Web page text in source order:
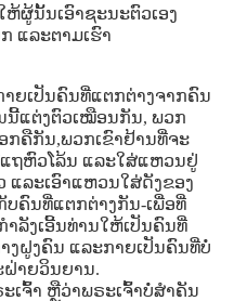
ຫ້ຜູ້ນັ້ນເອົາຊະນະຕົວເອງ
ແລະຕາມເຮົາ
ຍເປັນຄົນທີ່ແຕກຕ່າງຈາກຄົນ
ແຕ່ງຕົວເໝືອນກັນ, ພວກ
ກຄືກັນ,ພວກເຂົາຢ້ານທີ່ຈະ
ຖຫົວໂລ້ນ ແລະໃສ່ແຫວນຢູ່
ແລະເອົາແຫວນໃສ່ດັງຂອງ
ບຄົນທີ່ແຕກຕ່າງກັນ-ເພື່ອທີ່
ລັງເອີ້ນທ່ານໃຫ້ເປັນຄົນທີ່
ງຝູງຄົນ ແລະກາຍເປັນຄົນທີ່ບໍ່
ຝ່າຍວິນຍານ.
ເຈົ້າ ຫຼືວ່າພຣະເຈົ້າບໍ່ສໍາຄັນ